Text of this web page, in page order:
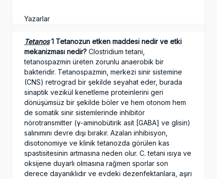
Yazarlar
Tetanos 1 Tetanozun etken maddesi nedir ve etki
mekanizması nedir? Clostridium tetani,
tetanospazmin üreten zorunlu anaerobik bir
bakteridir. Tetanospazmin, merkezi sinir sistemine
(CNS) retrograd bir şekilde seyahat eder, burada
sinaptik vezikül kenetleme proteinlerini geri
dönüşümsüz bir şekilde böler ve hem otonom hem
de somatik sinir sistemlerinde inhibitör
nörotransmitter (γ-aminobütirik asit [GABA] ve glisin)
salınımını devre dışı bırakır. Azalan inhibisyon,
disotonomiye ve klinik tetanozda görülen kas
spastisitesinin artmasına neden olur. C. tetani ısıya ve
oksijene duyarlı olmasına rağmen sporlar son
derece dayanıklıdır ve evdeki dezenfektanlara, aşırı